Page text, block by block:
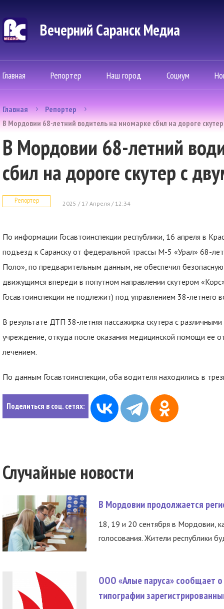
Вечерний Саранск Mедиа
Главная Репортер Наш город Социум
Главная
Репортер
В Мордовии 68-летний водитель на иномарке сбил на дороге
В Мордовии 68-летний
сбил на дороге скутер с
Репортер 2025 / 17 Апреля / 12:34
По информации Госавтоинспекции республики, 16 апреля в
подъезд к Саранску от федеральной трассы М-5 «Урал» 68-
Поло», по предварительным данным, не обеспечил
движущимся впереди в попутном направлении скутером
Госавтоинспекции не подлежит) под управлением 38-летнего
В результате ДТП 38-летняя пассажирка скутера с
учреждение, откуда после оказания медицинской помощи ее
лечением.
По данным Госавтоинспекции, оба водителя находились в
Поделиться в соц. сетях:
Случайные новости
В Мордовии продолжается
18, 19 и 20 сентября в Мордовии,
голосования. Жители республики
ООО «Алые паруса» сообщает о
типографии